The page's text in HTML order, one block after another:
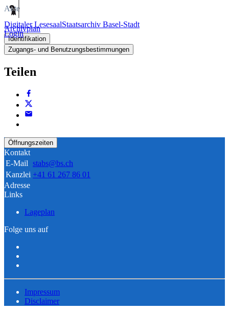
Digitaler LesesaalStaatsarchiv Basel-Stadt
Login
Akte
Archivplan
Identifikation
Zugangs- und Benutzungsbestimmungen
Teilen
Öffnungszeiten
Kontakt
E-Mail stabs@bs.ch
Kanzlei +41 61 267 86 01
Adresse
Links
Lageplan
Folge uns auf
Impressum
Disclaimer